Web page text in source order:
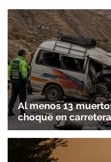
Al menos 13
choque en